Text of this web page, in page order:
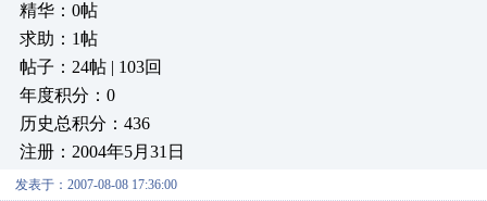
精华：0帖
求助：1帖
帖子：24帖 | 103回
年度积分：0
历史总积分：436
注册：2004年5月31日
发表于：2007-08-08 17:36:00